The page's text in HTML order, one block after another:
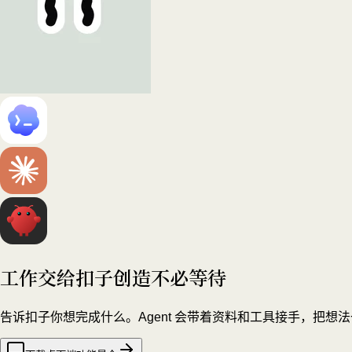
工作交给扣子创造不必等待
告诉扣子你想完成什么。Agent 会带着资料和工具接手，把想法